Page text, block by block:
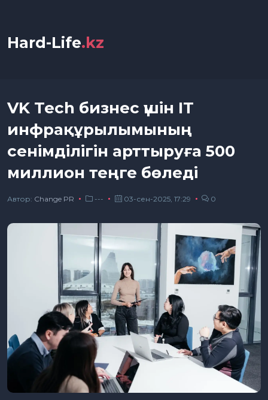
Hard-Life.kz
VK Tech бизнес үшін IT
инфрақұрылымының
сенімділігін арттыруға 500
миллион теңге бөледі
Автор: Сhange PR --- 03-сен-2025, 17:29 0